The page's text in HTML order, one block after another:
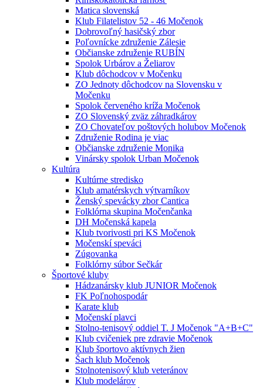
Matica slovenská
Klub Filatelistov 52 - 46 Močenok
Dobrovoľný hasičský zbor
Poľovnícke združenie Zálesie
Občianske združenie RUBÍN
Spolok Urbárov a Želiarov
Klub dôchodcov v Močenku
ZO Jednoty dôchodcov na Slovensku v
Močenku
Spolok červeného kríža Močenok
ZO Slovenský zväz záhradkárov
ZO Chovateľov poštových holubov Močenok
Združenie Rodina je viac
Občianske združenie Monika
Vinársky spolok Urban Močenok
Kultúra
Kultúrne stredisko
Klub amatérskych výtvarníkov
Ženský spevácky zbor Cantica
Folklórna skupina Močenčanka
DH Močenská kapela
Klub tvorivosti pri KS Močenok
Močenskí speváci
Zúgovanka
Folklórny súbor Sečkár
Športové kluby
Hádzanársky klub JUNIOR Močenok
FK Poľnohospodár
Karate klub
Močenskí plavci
Stolno-tenisový oddiel T. J Močenok "A+B+C"
Klub cvičeniek pre zdravie Močenok
Klub športovo aktívnych žien
Šach klub Močenok
Stolnotenisový klub veteránov
Klub modelárov